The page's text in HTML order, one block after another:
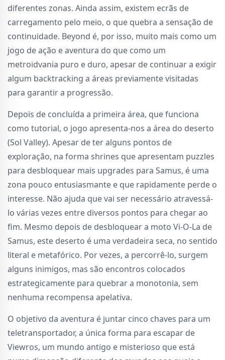
diferentes zonas. Ainda assim, existem ecrãs de
carregamento pelo meio, o que quebra a sensação de
continuidade. Beyond é, por isso, muito mais como um
jogo de ação e aventura do que como um
metroidvania puro e duro, apesar de continuar a exigir
algum backtracking a áreas previamente visitadas
para garantir a progressão.
Depois de concluída a primeira área, que funciona
como tutorial, o jogo apresenta-nos a área do deserto
(Sol Valley). Apesar de ter alguns pontos de
exploração, na forma shrines que apresentam puzzles
para desbloquear mais upgrades para Samus, é uma
zona pouco entusiasmante e que rapidamente perde o
interesse. Não ajuda que vai ser necessário atravessá-
lo várias vezes entre diversos pontos para chegar ao
fim. Mesmo depois de desbloquear a moto Vi-O-La de
Samus, este deserto é uma verdadeira seca, no sentido
literal e metafórico. Por vezes, a percorrê-lo, surgem
alguns inimigos, mas são encontros colocados
estrategicamente para quebrar a monotonia, sem
nenhuma recompensa apelativa.
O objetivo da aventura é juntar cinco chaves para um
teletransportador, a única forma para escapar de
Viewros, um mundo antigo e misterioso que está